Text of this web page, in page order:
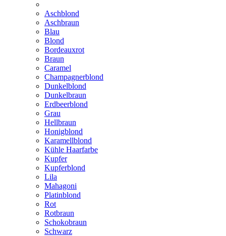
Aschblond
Aschbraun
Blau
Blond
Bordeauxrot
Braun
Caramel
Champagnerblond
Dunkelblond
Dunkelbraun
Erdbeerblond
Grau
Hellbraun
Honigblond
Karamellblond
Kühle Haarfarbe
Kupfer
Kupferblond
Lila
Mahagoni
Platinblond
Rot
Rotbraun
Schokobraun
Schwarz